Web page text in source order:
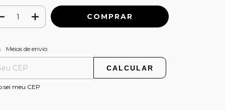
para o CEP:
Meios de envio
CALCULAR
sei meu CEP